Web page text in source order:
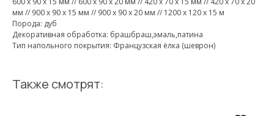
мм // 900 х 90 х 15 мм // 900 х 90 х 20 мм // 1200 х 120 х 15 м
Порода: дуб
Декоративная обработка: брашбраш,эмаль,патина
Тип напольного покрытия: Французская ёлка (шеврон)
Также смотрят: